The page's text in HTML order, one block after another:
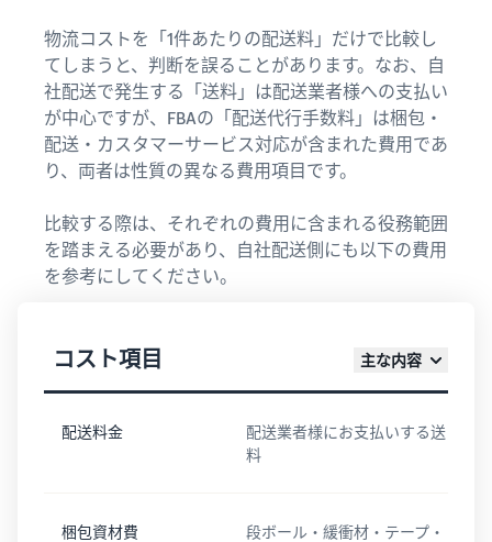
类汇总
介绍亚
马逊销
售服务
官方提
供的实
用信息
文
章）。
物流コストを「1件あたりの配送料」だけで比較し
てしまうと、判断を誤ることがあります。なお、自
社配送で発生する「送料」は配送業者様への支払い
が中心ですが、FBAの「配送代行手数料」は梱包・
配送・カスタマーサービス対応が含まれた費用であ
り、両者は性質の異なる費用項目です。
比較する際は、それぞれの費用に含まれる役務範囲
を踏まえる必要があり、自社配送側にも以下の費用
を参考にしてください。
コスト項目 主な内容
配送料金
配送業者様にお支払いする送
料
梱包資材費
段ボール・緩衝材・テープ・